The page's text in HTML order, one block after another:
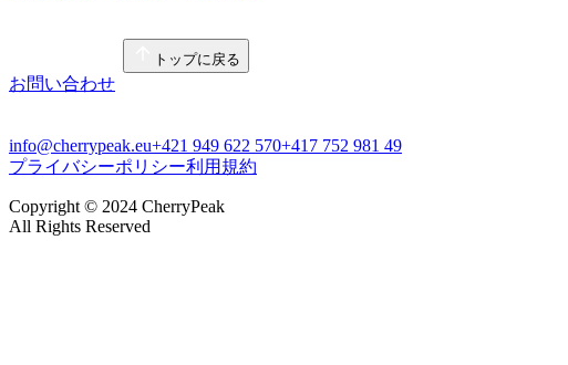
トップに戻る
お問い合わせ
info@cherrypeak.eu+421 949 622 570+417 752 981 49
プライバシーポリシー利用規約
Copyright © 2024 CherryPeak
All Rights Reserved